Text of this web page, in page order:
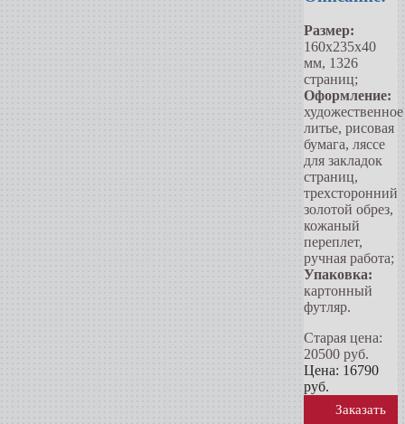
Размер:
160х235х40
мм, 1326
страниц;
Оформление:
художественное
литье, рисовая
бумага, ляссе
для закладок
страниц,
трехсторонний
золотой обрез,
кожаный
переплет,
ручная работа;
Упаковка:
картонный
футляр.
Старая цена:
20500 руб.
Цена: 16790
руб.
Заказать